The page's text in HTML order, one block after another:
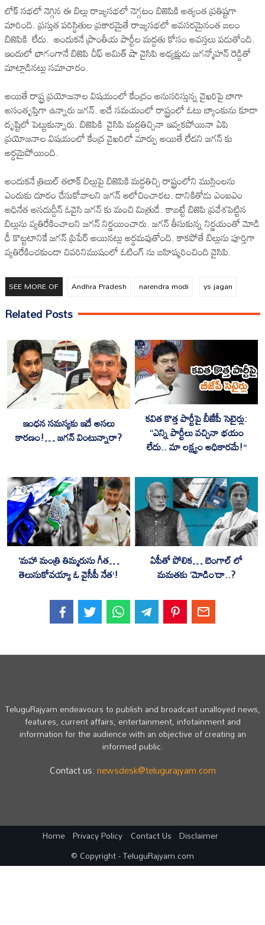
లోక్ సభలో నెగ్గిన ఈ బిల్లు రాజ్యసభలో నెగ్గటం బిజెపికి అత్యంత ప్రతిష్టగా
మారింది. ప్రస్తుత పరిస్ధితుల ప్రకారమైతే రాజ్యసభలో అవసరమైనంత బలం
బిజెపికి లేదు. అందుకనే ప్రాంతీయ పార్టీల మద్దతు కోసం అవస్తలు పడుతోంది.
ఇందులో భాగంగానే బిజెపి చీఫ్ అమిత్ షా వైసిపి అధ్యక్షుడు జగన్మోహన్ రెడ్డితో
మాట్లాడినట్లు సమాచారం.
అయితే రాష్ట్ర ప్రయోజనాల విషయంలో కేంద్రం అనుసరిస్తున్న వైఖరిపై బాగా
అసంతృప్తిగా ఉన్నారు జగన్. అదే సమయంలో రాష్ట్రంలో ఓటు బ్యాంకును కూడా
దృష్టిలో పెట్టుకున్నారు. బిజెపికి వైసిపి మద్దతిచ్చినా ఇవ్వకపోయినా ఏపి
ప్రయోజనాల విషయంలో కేంద్ర వైఖరిలో మార్పు అయితే లేదని జగన్ కు
అర్ధమైపోయింది.
అందుకనే త్రిబుల్ తలాక్ బిల్లుపై బిజెపికి మద్దతిచ్చి రాష్ట్రంలోని ముస్లింలను
ఎందుకు దూరం చేసుకోవాలని జగన్ ఆలోచించారట. దానికితోడు ఎంఐఎం
అధినేత అసదుద్దీన్ ఓవైసి జగన్ కు మంచి మిత్రుడే. కాబట్టే బిజెపి ప్రవేశపెట్టిన
బిల్లును వ్యతిరేకించాలని జగన్ నిర్ణయించారు. జగన్ తీసుకున్న నిర్ణయంతో మోడి
ఢీ కొట్టటానికే జగన్ ప్రిపేర్ అయినట్లు అర్ధమవుతోంది. కాకపోతే బిల్లును పూర్తిగా
వ్యతిరేకించకుండా చివరినిముషంలో ఓటింగ్ ను బహిష్కరించింది వైసిపి.
SEE MORE OF Andhra Pradesh narendra modi ys jagan
Related Posts
ఇంధన సమస్యకు ఇదే అసలు
కారణం!… జగన్ వింటున్నారా?
కవిత కొత్త పార్టీపై బీజేపీ సెటైర్లు:
“ఎన్ని పార్టీలు వచ్చినా భయం
లేదు.. మా లక్ష్యం అధికారమే!”
‘మహా మంత్రి తిమ్మరుసు గీత…
తెలుసుకోవయ్యా ఓ వైసీపీ నేత’!
ఏపీతో పోలిక… బెంగాల్ లో
మమతకు ‘మోడిం’దా..?
TeluguRajyam endeavours to publish and broadcast unalloyed news,
features, current affairs, entertainment, infotainment and
information for the audience with an objective of creating an
informed public.
Contact us:newsdesk@telugurajyam.com
Home Privacy Policy Contact Us Disclaimer
© Copyright - TeluguRajyam.com